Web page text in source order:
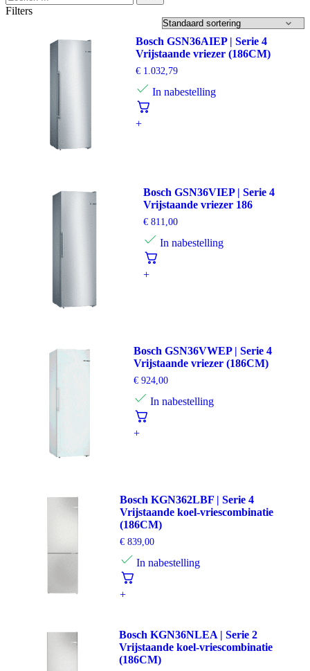
Filters
Bosch GSN36AIEP | Serie 4
Vrijstaande vriezer (186CM)
€ 1.032,79
In nabestelling
+
Bosch GSN36VIEP | Serie 4
Vrijstaande vriezer 186
€811,00
In nabestelling
+
Bosch GSN36VWEP | Serie 4
Vrijstaande vriezer (186CM)
€ 924,00
In nabestelling
+
Bosch KGN362LBF | Serie 4
Vrijstaande koel-vriescombinatie
(186CM)
€ 839,00
In nabestelling
+
Bosch KGN36NLEA | Serie 2
Vrijstaande koel-vriescombinatie
(186CM)